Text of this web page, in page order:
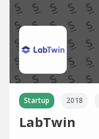
Startup 2018
LabTwin